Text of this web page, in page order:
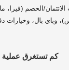
الخصم (فيزا،
وباي بال، وخيارات
كم تستغرق